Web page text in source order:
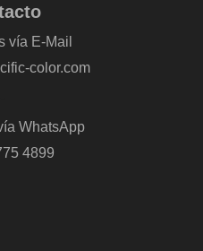
vía E-Mail
color.com
WhatsApp
4899